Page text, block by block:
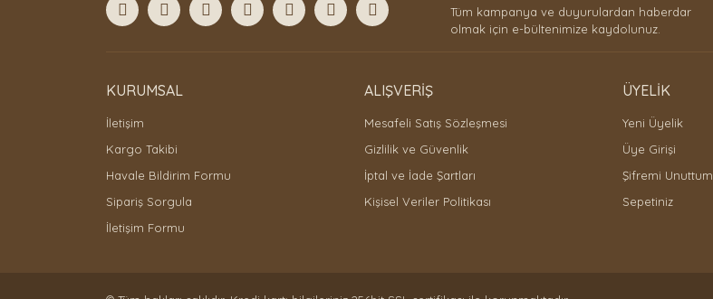
Tüm kampanya ve duyurulardan haberdar
olmak için e-bültenimize kaydolunuz.
KURUMSAL
İletişim
Kargo Takibi
Havale Bildirim Formu
Sipariş Sorgula
İletişim Formu
ALIŞVERİŞ
Mesafeli Satış Sözleşmesi
Gizlilik ve Güvenlik
İptal ve İade Şartları
Kişisel Veriler Politikası
ÜYELİK
Yeni Üyelik
Üye Girişi
Şifremi Unuttum
Sepetiniz